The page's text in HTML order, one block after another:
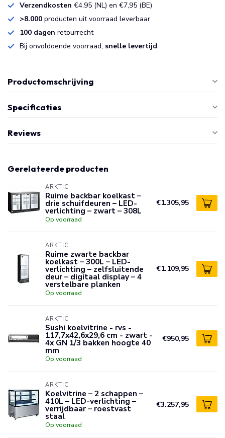
Verzendkosten €4,95 (NL) en €7,95 (BE)
>8.000 producten uit voorraad leverbaar
100 dagen retourrecht
Bij onvoldoende voorraad, snelle levertijd
Productomschrijving
Specificaties
Reviews
Gerelateerde producten
ARKTIC
Ruime backbar koelkast –
drie schuifdeuren – LED-
verlichting – zwart – 308L
Op voorraad
€1.305,95
ARKTIC
Ruime zwarte backbar
koelkast – 300L – LED-
verlichting – zelfsluitende
deur – digitaal display – 4
verstelbare planken
Op voorraad
€1.109,95
ARKTIC
Sushi koelvitrine - rvs -
117,7x42,6x29,6 cm - zwart -
4x GN 1/3 bakken hoogte 40
mm
Op voorraad
€950,95
ARKTIC
Koelvitrine – 2 schappen –
410L – LED-verlichting –
verrijdbaar – roestvast
staal
Op voorraad
€3.257,95